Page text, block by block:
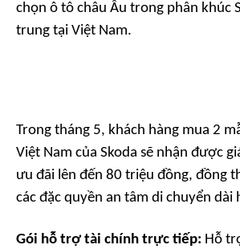
chọn ô tô châu Âu trong phân khúc
trung tại Việt Nam.
Trong tháng 5, khách hàng mua 2
Việt Nam của Skoda sẽ nhận được
ưu đãi lên đến 80 triệu đồng, đồng
các đặc quyền an tâm di chuyển dài
Gói hỗ trợ tài chính trực tiếp: Hỗ